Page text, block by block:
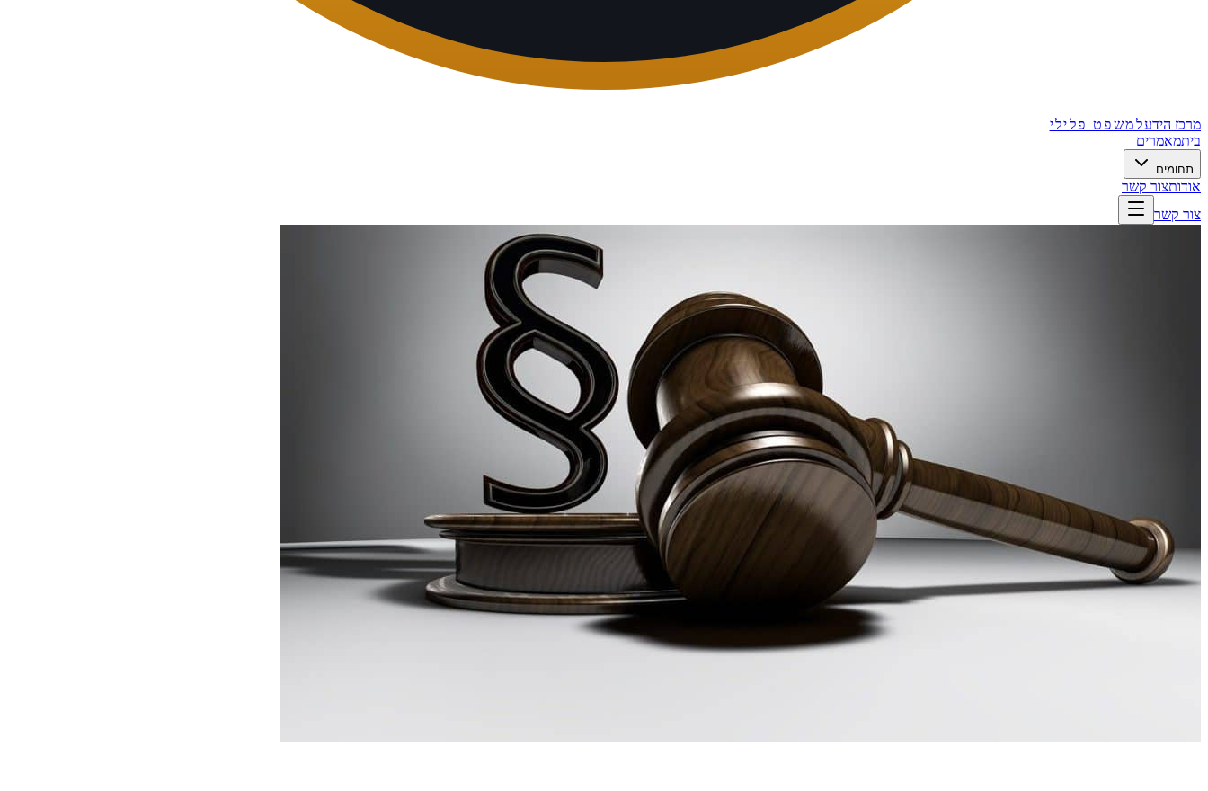
מרכז הידעלמשפט פלילי
ביתמאמרים
תחומים
אודותצור קשר
צור קשר